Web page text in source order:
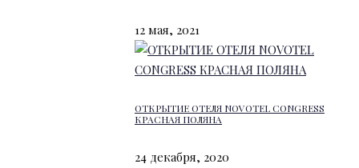
12 мая, 2021
ОТКРЫТИЕ ОТЕЛЯ NOVOTEL CONGRESS
КРАСНАЯ ПОЛЯНА
24 декабря, 2020